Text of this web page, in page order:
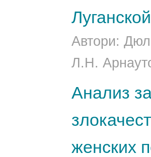
Автори:
Л.Н.
Анализ
женских